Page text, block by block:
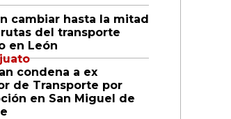
cambiar hasta la mitad
del transporte
en León
condena a ex
de Transporte por
en San Miguel de